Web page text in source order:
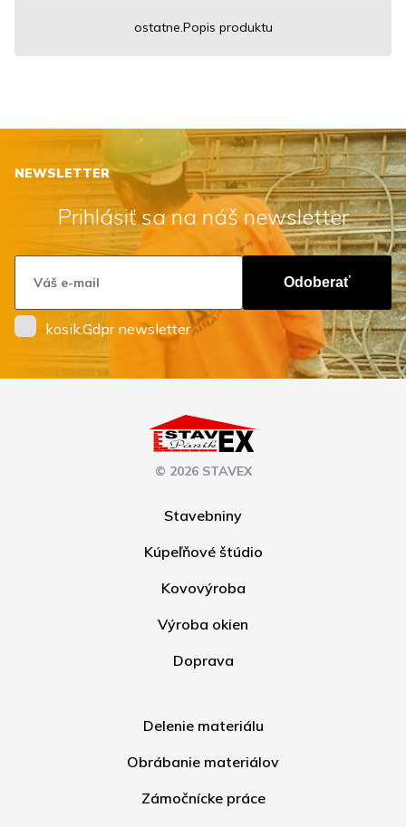
ostatne.Popis produktu
NEWSLETTER
Prihlásiť sa na náš newsletter
Odoberať
kosik.Gdpr newsletter
© 2026 STAVEX
Stavebniny
Kúpeľňové štúdio
Kovovýroba
Výroba okien
Doprava
Delenie materiálu
Obrábanie materiálov
Zámočnícke práce